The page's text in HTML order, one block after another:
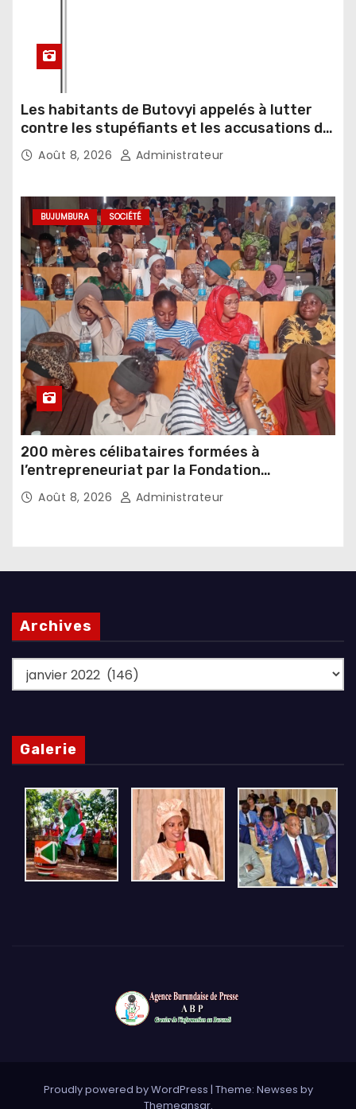
Les habitants de Butovyi appelés à lutter
contre les stupéfiants et les accusations de
sorcellerie
Août 8, 2026 Administrateur
BUJUMBURA SOCIÉTÉ
200 mères célibataires formées à
l’entrepreneuriat par la Fondation
Umugiraneza et l’OPDD
Août 8, 2026 Administrateur
Archives
Archives
Galerie
Proudly powered by WordPress | Theme: Newses by
Themeansar.